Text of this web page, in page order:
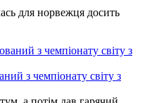
для норвежця досить
з чемпіонату світу з